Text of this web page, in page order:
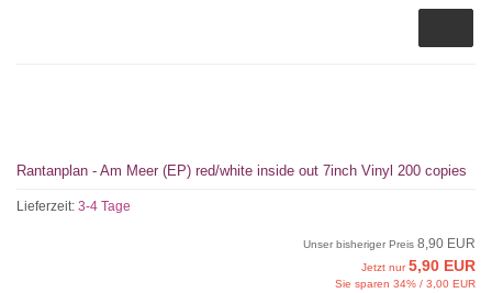
Rantanplan - Am Meer (EP) red/white inside out 7inch Vinyl 200 copies
Lieferzeit: 3-4 Tage
Unser bisheriger Preis 8,90 EUR
Jetzt nur5,90 EUR
Sie sparen 34% / 3,00 EUR